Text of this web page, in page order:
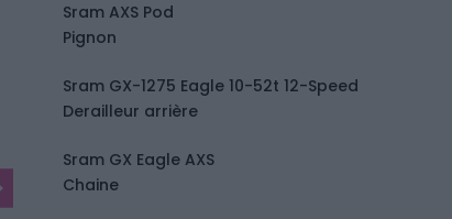
Sram AXS Pod
Pignon
Sram GX-1275 Eagle 10-52t 12-Speed
Derailleur arrière
Sram GX Eagle AXS
Chaine